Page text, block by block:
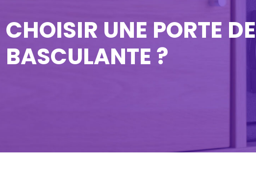
CHOISIR UNE PORTE
BASCULANTE ?